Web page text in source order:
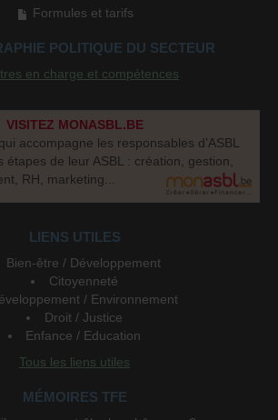
Formules et tarifs
POLITIQUE DU SECTEUR
en charge et compétences
VISITEZ MONASBL.BE
accompagne les responsables d’ASBL
étapes de leur ASBL : création, gestion,
RH, marketing...
LIENS UTILES
Bien-être / Développement
Citoyenneté
/ Environnement
Droit / Justice
Enfance / Education
Tous les liens utiles
MÉMOIRES TFE